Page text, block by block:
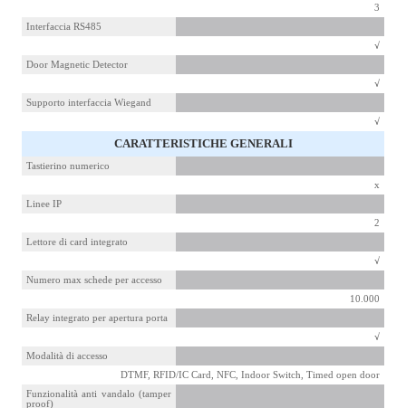
3
Interfaccia RS485
√
Door Magnetic Detector
√
Supporto interfaccia Wiegand
√
CARATTERISTICHE GENERALI
Tastierino numerico
x
Linee IP
2
Lettore di card integrato
√
Numero max schede per accesso
10.000
Relay integrato per apertura porta
√
Modalità di accesso
DTMF, RFID/IC Card, NFC, Indoor Switch, Timed open door
Funzionalità anti vandalo (tamper
proof)